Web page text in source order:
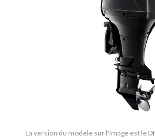
La version du modèle sur l'image est le